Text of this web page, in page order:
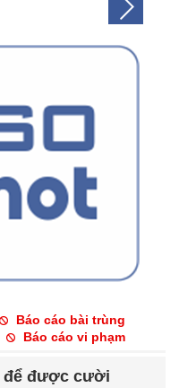
Báo cáo bài trùng
Báo cáo vi phạm
để được cười